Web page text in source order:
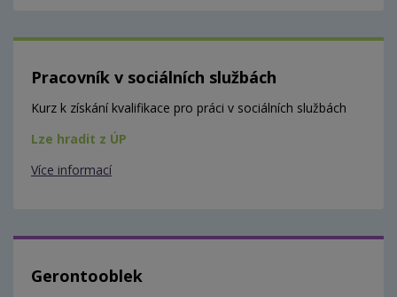
Pracovník v sociálních službách
Kurz k získání kvalifikace pro práci v sociálních službách
Lze hradit z ÚP
Více informací
Gerontooblek